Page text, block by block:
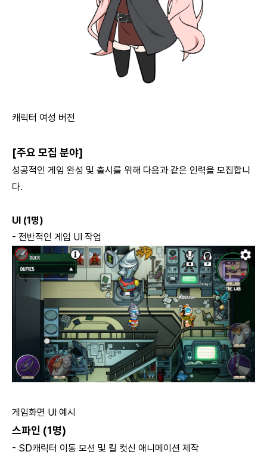
캐릭터 여성 버전
[주요 모집 분야]
성공적인 게임 완성 및 출시를 위해 다음과 같은 인력을 모집합니
다.
UI (1명)
- 전반적인 게임 UI 작업
게임화면 UI 예시
스파인 (1명)
- SD캐릭터 이동 모션 및 킬 컷신 애니메이션 제작